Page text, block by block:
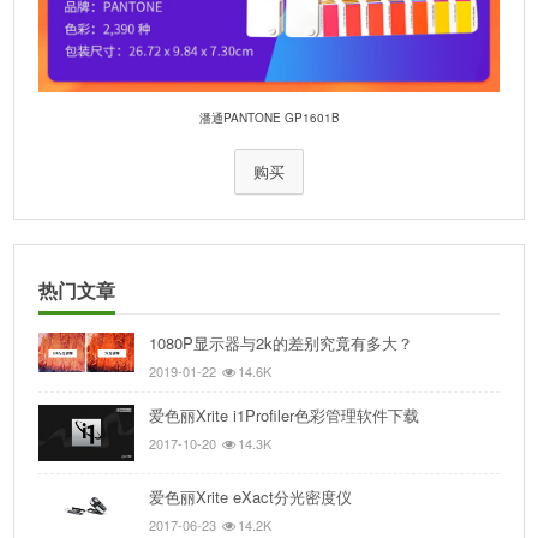
潘通PANTONE GP1601B
购买
热门文章
1080P显示器与2k的差别究竟有多大？
2019-01-22 14.6K
爱色丽Xrite i1Profiler色彩管理软件下载
2017-10-20 14.3K
爱色丽Xrite eXact分光密度仪
2017-06-23 14.2K